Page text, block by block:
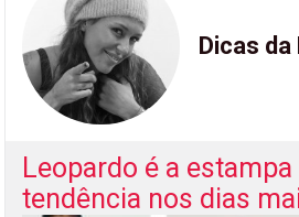
Dicas
Leopardo é a
tendência nos dias